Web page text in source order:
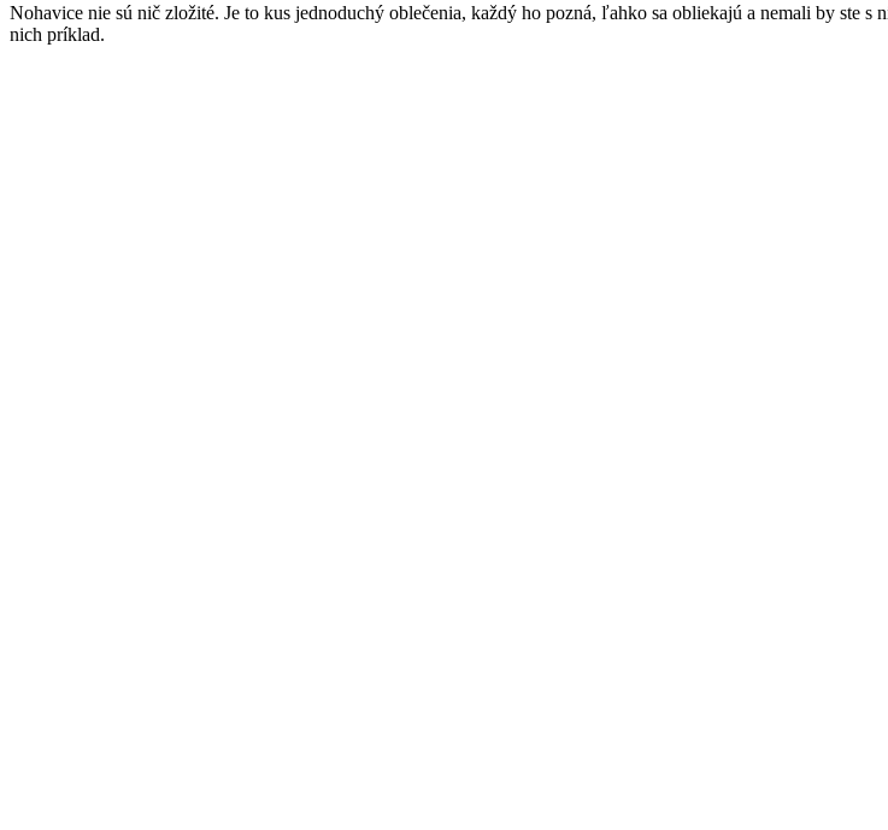
Nohavice nie sú nič zložité. Je to kus jednoduchý oblečenia, každý ho pozná, ľahko sa obliekajú a nemali by
nich príklad.